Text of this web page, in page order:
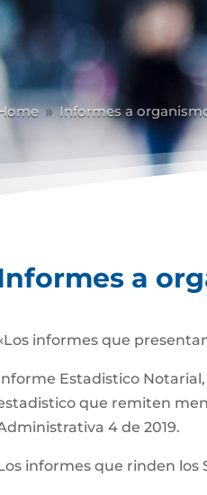
9 Informes a
a
informes que
Estadistico
que remiten
4 de 2019.
informes que rinden los